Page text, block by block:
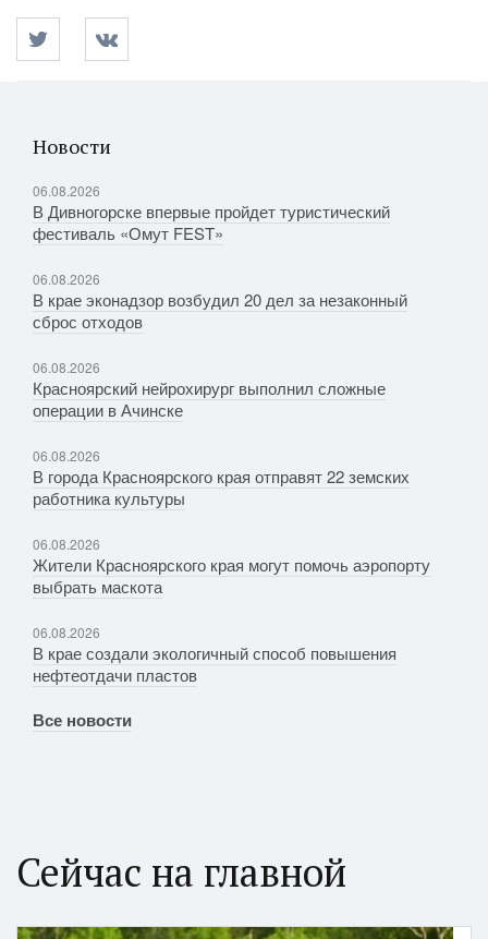
Новости
06.08.2026
В Дивногорске впервые пройдет туристический
фестиваль «Омут FEST»
06.08.2026
В крае эконадзор возбудил 20 дел за незаконный
сброс отходов
06.08.2026
Красноярский нейрохирург выполнил сложные
операции в Ачинске
06.08.2026
В города Красноярского края отправят 22 земских
работника культуры
06.08.2026
Жители Красноярского края могут помочь аэропорту
выбрать маскота
06.08.2026
В крае создали экологичный способ повышения
нефтеотдачи пластов
Все новости
Сейчас на главной